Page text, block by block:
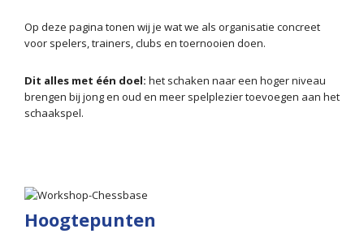
Op deze pagina tonen wij je wat we als organisatie concreet
voor spelers, trainers, clubs en toernooien doen.
Dit alles met één doel: het schaken naar een hoger niveau
brengen bij jong en oud en meer spelplezier toevoegen aan het
schaakspel.
Hoogtepunten